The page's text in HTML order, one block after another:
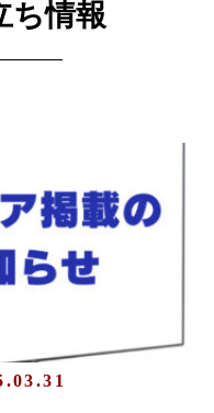
ち情報